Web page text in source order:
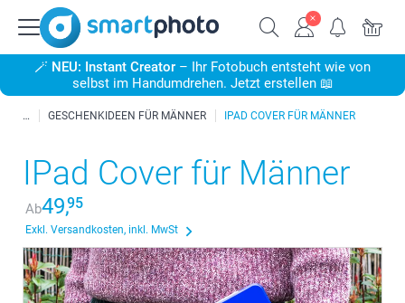
🪄 NEU: Instant Creator – Ihr Fotobuch entsteht wie von
selbst im Handumdrehen. Jetzt erstellen 📖
GESCHENKIDEEN FÜR MÄNNER IPAD COVER FÜR MÄNNER
IPad Cover für Männer
Ab49,95
Exkl. Versandkosten, inkl. MwSt